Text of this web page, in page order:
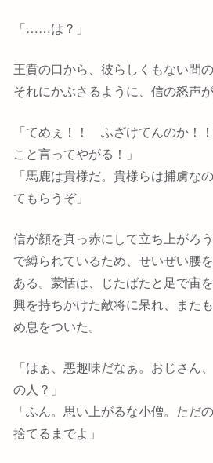
「……は？」
王賁の口から、彼らしくもない間
それにかぶさるように、信の怒声が
「てめぇ！！ ふざけてんのか！
こと言ってやがる！」
「馬鹿は貴様だ。貴様らは捕虜な
てもらうぞ」
信が顔を真っ赤にして立ち上がろ
で縛られているため、せいぜい腰
ある。蒙恬は、じたばたと足で宙
興を持ちかけた敵将に呆れ、また
め息をついた。
「はぁ、悪趣味だなぁ。おじさん
の人？」
「ふん。思い上がるな小僧。ただ
捨てるまでよ」